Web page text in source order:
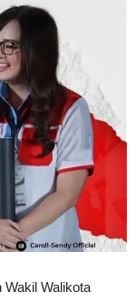
Wakil Walikota